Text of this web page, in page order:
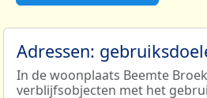
Adressen:
In de woonplaats Beemte
verblijfsobjecten met het